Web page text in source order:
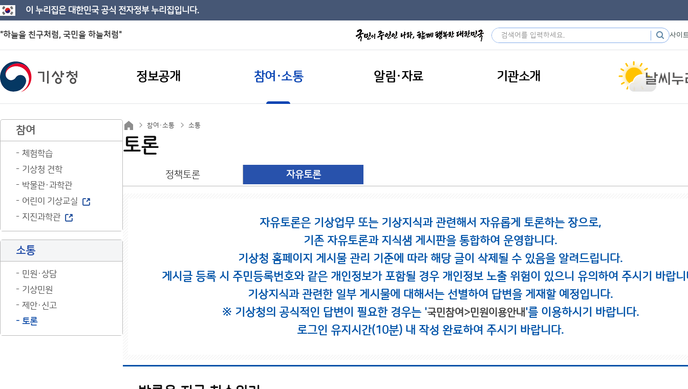
이 누리집은 대한민국 공식 전자정부 누리집입니다.
"하늘을 친구처럼, 국민을 하늘처럼" 사이
정보공개 참여·소통 알림·자료 기관소개
참여
체험학습
기상청 견학
박물관·과학관
어린이 기상교실
지진과학관
소통
민원·상담
기상민원
제안·신고
토론
참여·소통 소통
토론
정책토론 자유토론
자유토론은 기상업무 또는 기상지식과 관련해서 자유롭게 토론하는 장으로,
기존 자유토론과 지식샘 게시판을 통합하여 운영합니다.
기상청 홈페이지 게시물 관리 기준에 따라 해당 글이 삭제될 수 있음을 알려드립니다.
게시글 등록 시 주민등록번호와 같은 개인정보가 포함될 경우 개인정보 노출 위험이 있으니 유의하여 주시기 바랍니
기상지식과 관련한 일부 게시물에 대해서는 선별하여 답변을 게재할 예정입니다.
※ 기상청의 공식적인 답변이 필요한 경우는 '국민참여>민원이용안내'를 이용하시기 바랍니다.
로그인 유지시간(10분) 내 작성 완료하여 주시기 바랍니다.